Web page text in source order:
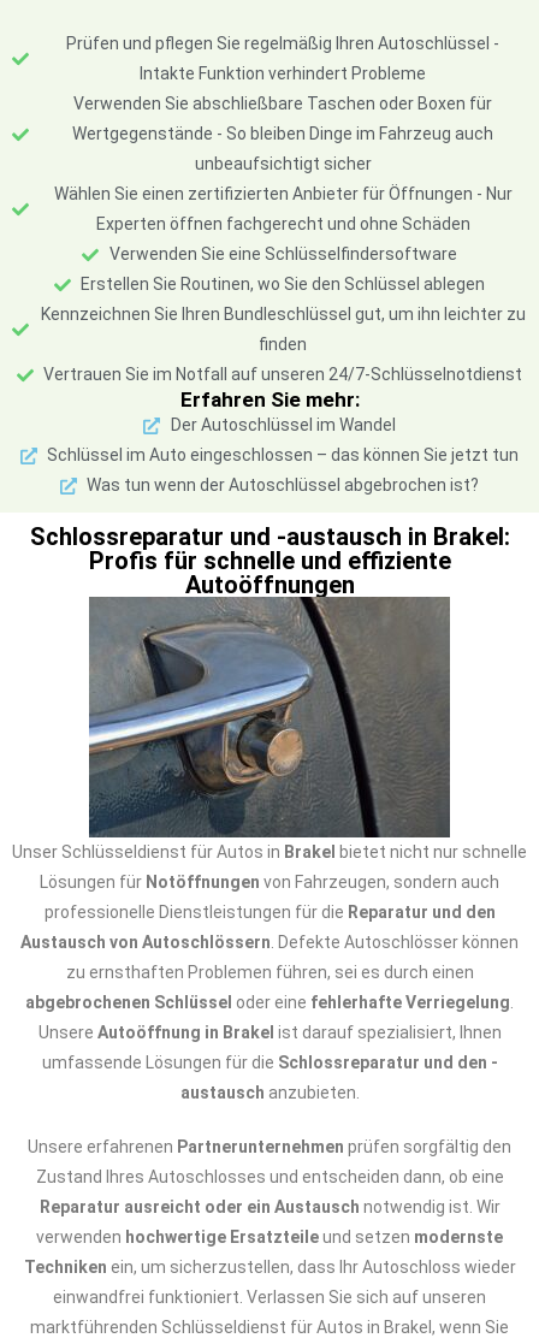
Prüfen und pflegen Sie regelmäßig Ihren Autoschlüssel -
Intakte Funktion verhindert Probleme
Verwenden Sie abschließbare Taschen oder Boxen für
Wertgegenstände - So bleiben Dinge im Fahrzeug auch
unbeaufsichtigt sicher
Wählen Sie einen zertifizierten Anbieter für Öffnungen - Nur
Experten öffnen fachgerecht und ohne Schäden
Verwenden Sie eine Schlüsselfindersoftware
Erstellen Sie Routinen, wo Sie den Schlüssel ablegen
Kennzeichnen Sie Ihren Bundleschlüssel gut, um ihn leichter zu
finden
Vertrauen Sie im Notfall auf unseren 24/7-Schlüsselnotdienst
Erfahren Sie mehr:
Der Autoschlüssel im Wandel
Schlüssel im Auto eingeschlossen – das können Sie jetzt tun
Was tun wenn der Autoschlüssel abgebrochen ist?
Schlossreparatur und -austausch in Brakel:
Profis für schnelle und effiziente
Autoöffnungen
Unser Schlüsseldienst für Autos in Brakel bietet nicht nur schnelle
Lösungen für Notöffnungen von Fahrzeugen, sondern auch
professionelle Dienstleistungen für die Reparatur und den
Austausch von Autoschlössern . Defekte Autoschlösser können
zu ernsthaften Problemen führen, sei es durch einen
abgebrochenen Schlüssel oder eine fehlerhafte Verriegelung
Unsere Autoöffnung in Brakel ist darauf spezialisiert, Ihnen
umfassende Lösungen für die Schlossreparatur und den -
austausch anzubieten.
Unsere erfahrenen Partnerunternehmen prüfen sorgfältig den
Zustand Ihres Autoschlosses und entscheiden dann, ob eine
Reparatur ausreicht oder ein Austausch notwendig ist. Wir
verwenden hochwertige Ersatzteileund setzen modernste
Techniken ein, um sicherzustellen, dass Ihr Autoschloss wieder
einwandfrei funktioniert. Verlassen Sie sich auf unseren
marktführenden Schlüsseldienst für Autos in Brakel, wenn Sie